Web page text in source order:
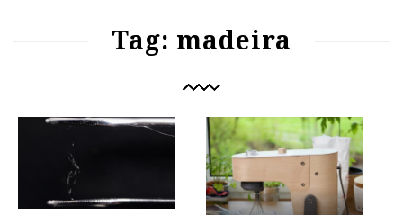
Tag: madeira